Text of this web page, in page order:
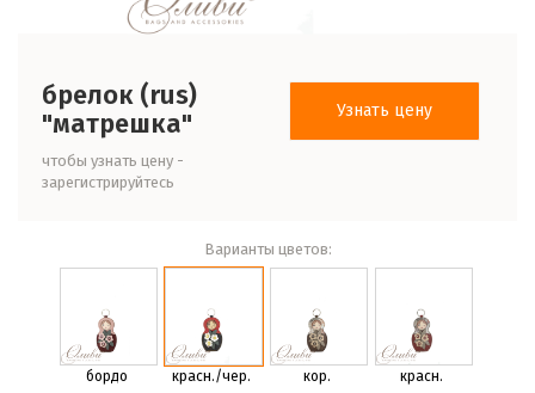
брелок (rus)
"матрешка"
чтобы узнать цену -
зарегистрируйтесь
Узнать цену
Варианты цветов:
бордо красн./чер. кор. красн.